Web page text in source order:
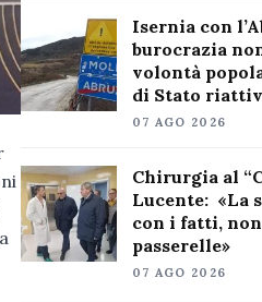
Isernia con
burocrazia
volontà
di Stato
07 AGO 2026
Chirurgia al
Lucente: «La
con i fatti,
passerelle»
07 AGO 2026